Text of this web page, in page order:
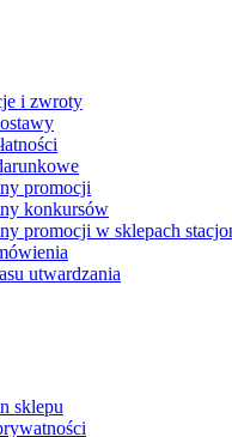
i zwroty
promocji
konkursów
promocji w sklepach
utwardzania
sklepu